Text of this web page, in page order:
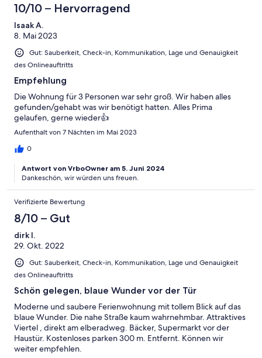
10/10 – Hervorragend
Isaak A.
8. Mai 2023
Gut: Sauberkeit, Check-in, Kommunikation, Lage und Genauigkeit
des Onlineauftritts
Empfehlung
Die Wohnung für 3 Personen war sehr groß. Wir haben alles
gefunden/gehabt was wir benötigt hatten. Alles Prima
gelaufen, gerne wieder👍
Aufenthalt von 7 Nächten im Mai 2023
0
Antwort von VrboOwner am 5. Juni 2024
Dankeschön, wir würden uns freuen.
Verifizierte Bewertung
8/10 – Gut
dirk I.
29. Okt. 2022
Gut: Sauberkeit, Check-in, Kommunikation, Lage und Genauigkeit
des Onlineauftritts
Schön gelegen, blaue Wunder vor der Tür
Moderne und saubere Ferienwohnung mit tollem Blick auf das
blaue Wunder. Die nahe Straße kaum wahrnehmbar. Attraktives
Viertel , direkt am elberadweg. Bäcker, Supermarkt vor der
Haustür. Kostenloses parken 300 m. Entfernt. Können wir
weiter empfehlen.